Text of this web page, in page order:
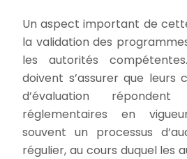
Un aspect important de
la validation des
les autorités
doivent s’assurer que leurs
d’évaluation
réglementaires en
souvent un processus
régulier, au cours duquel les